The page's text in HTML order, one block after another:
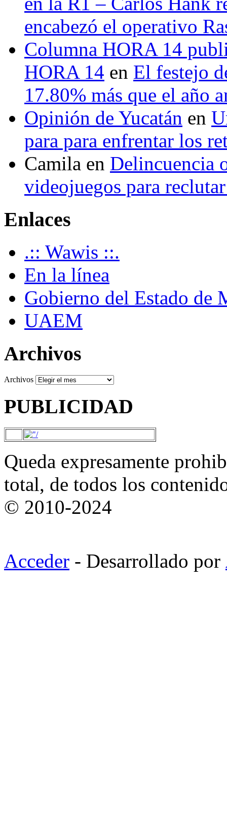
encabezó el operativo
Columna HORA 14
HORA 14 en El festejo
17.80% más que el año
Opinión de Yucatán en
para para enfrentar los
Camila en Delincuencia
videojuegos para
Enlaces
.:: Wawis ::.
En la línea
Gobierno del Estado de
UAEM
Archivos
Archivos
PUBLICIDAD
Queda expresamente
total, de todos los
© 2010-2024
Acceder - Desarrollado por